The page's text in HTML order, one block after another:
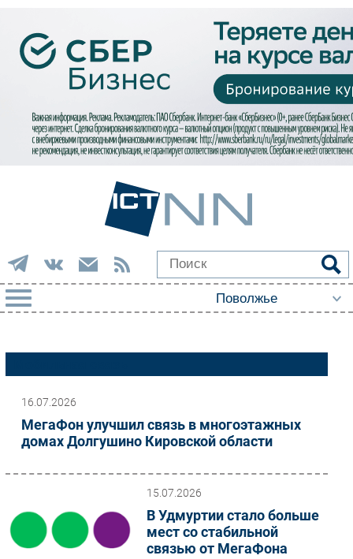
Импорто­замещение
Автоматизация Промышленности
Интернет
Мобильная связь
Маркетинг
Торговые сети
16.07.2026
МегаФон улучшил связь в многоэтажных
домах Долгушино Кировской области
15.07.2026
В Удмуртии стало больше
мест со стабильной
связью от МегаФона